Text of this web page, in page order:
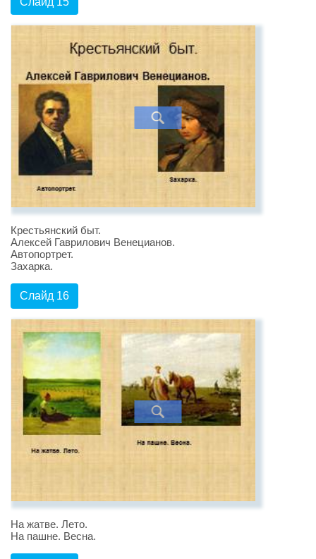
Крестьянский быт.
Алексей Гаврилович Венецианов.
Автопортрет.
Захарка.
Слайд 16
На жатве. Лето.
На пашне. Весна.